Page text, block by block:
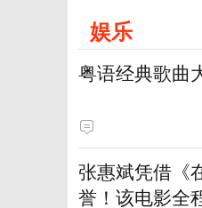
娱乐
粤语经典歌曲
张惠斌凭借《
誉！该电影全